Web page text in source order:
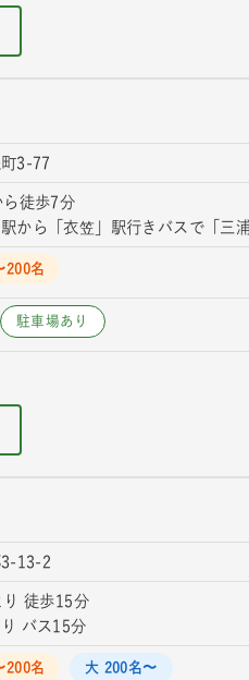
3-77
ら徒歩7分
から「衣笠」駅行きバスで「三
200名
駐車場あり
3-13-2
り 徒歩15分
バス15分
200名 大 200名〜